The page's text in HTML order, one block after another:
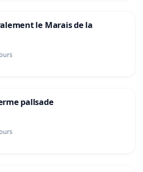
le Marais de la
pallsade